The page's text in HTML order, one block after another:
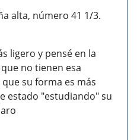
alta, número 41 1/3.
ligero y pensé en la
no tienen esa
su forma es más
estado "estudiando" su